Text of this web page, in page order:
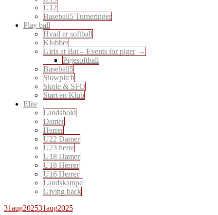
U12
Baseball5 Turneringer
Play ball
Hvad er softball
Klubber
Girls at Bat – Events for piger
Pigesoftball
Baseball5
Slowpitch
Skole & SFO
Start en Klub
Elite
Landshold
Damer
Herrer
U22 Damer
U23 herre
U18 Damer
U18 Herrer
U16 Herrer
Landskampe
Giving back
31aug202531aug2025